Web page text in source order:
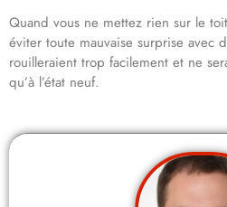
Quand vous ne mettez rien sur le
éviter toute mauvaise surprise avec
rouilleraient trop facilement et ne
qu’à l’état neuf.